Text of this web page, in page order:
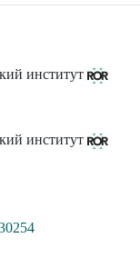
институт
институт